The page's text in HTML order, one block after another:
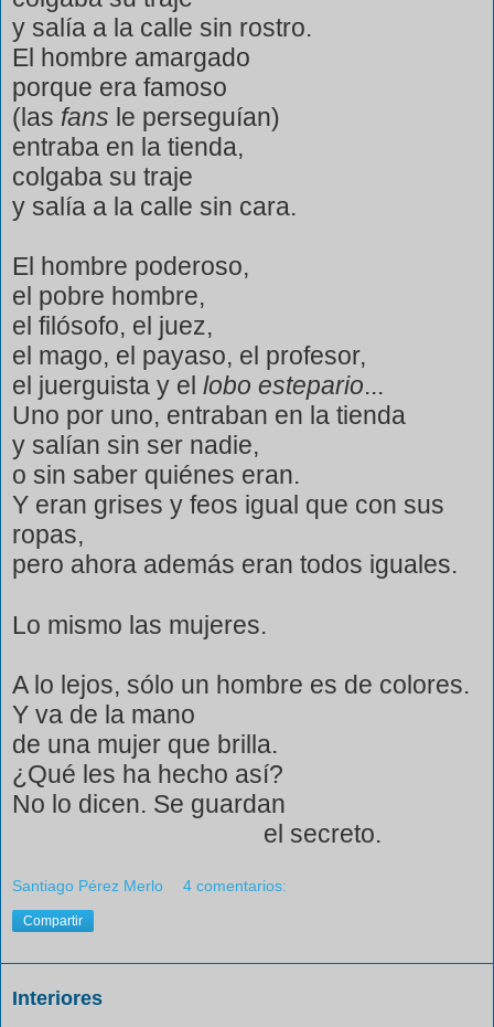
y salía a la calle sin rostro.
El hombre amargado
porque era famoso
(las fans le perseguían)
entraba en la tienda,
colgaba su traje
y salía a la calle sin cara.
El hombre poderoso,
el pobre hombre,
el filósofo, el juez,
el mago, el payaso, el profesor,
el juerguista y el lobo estepario...
Uno por uno, entraban en la tienda
y salían sin ser nadie,
o sin saber quiénes eran.
Y eran grises y feos igual que con sus
ropas,
pero ahora además eran todos iguales.
Lo mismo las mujeres.
A lo lejos, sólo un hombre es de colores.
Y va de la mano
de una mujer que brilla.
¿Qué les ha hecho así?
No lo dicen. Se guardan
el secreto.
Santiago Pérez Merlo 4 comentarios:
Compartir
Interiores